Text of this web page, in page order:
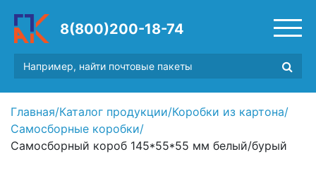
8(800)200-18-74
Главная/Каталог продукции/Коробки из картона/
Самосборные коробки/
Самосборный короб 145*55*55 мм белый/бурый